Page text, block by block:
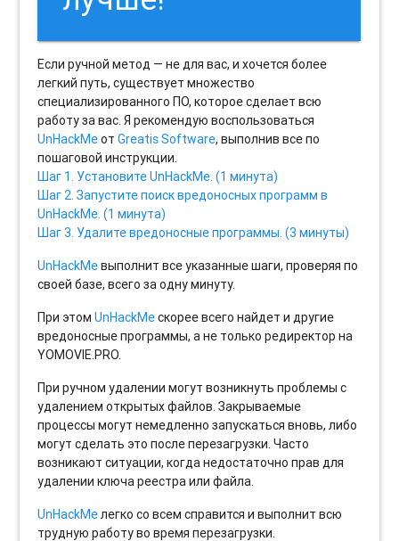
Если ручной метод — не для вас, и хочется более
легкий путь, существует множество
специализированного ПО, которое сделает всю
работу за вас. Я рекомендую воспользоваться
UnHackMeотGreatis Software, выполнив все по
пошаговой инструкции.
Шаг 1. Установите UnHackMe. (1 минута)
Шаг 2. Запустите поиск вредоносных программ в
UnHackMe. (1 минута)
Шаг 3. Удалите вредоносные программы. (3 минуты)
UnHackMeвыполнит все указанные шаги, проверяя по
своей базе, всего за одну минуту.
При этомUnHackMeскорее всего найдет и другие
вредоносные программы, а не только редиректор на
YOMOVIE.PRO.
При ручном удалении могут возникнуть проблемы с
удалением открытых файлов. Закрываемые
процессы могут немедленно запускаться вновь, либо
могут сделать это после перезагрузки. Часто
возникают ситуации, когда недостаточно прав для
удалении ключа реестра или файла.
UnHackMeлегко со всем справится и выполнит всю
трудную работу во время перезагрузки.